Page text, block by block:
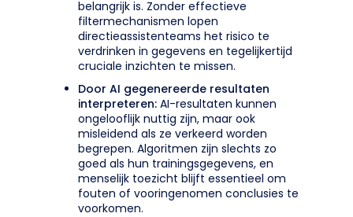
belangrijk is. Zonder effectieve
filtermechanismen lopen
directieassistenteams het risico te
verdrinken in gegevens en tegelijkertijd
cruciale inzichten te missen.
Door AI gegenereerde resultaten
interpreteren: AI-resultaten kunnen
ongelooflijk nuttig zijn, maar ook
misleidend als ze verkeerd worden
begrepen. Algoritmen zijn slechts zo
goed als hun trainingsgegevens, en
menselijk toezicht blijft essentieel om
fouten of vooringenomen conclusies te
voorkomen.